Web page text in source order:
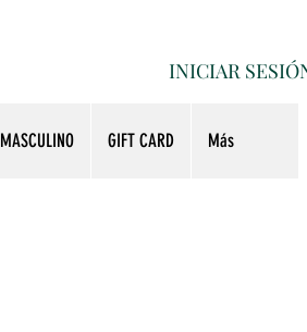
INICIAR
MASCULINO GIFT CARD Más